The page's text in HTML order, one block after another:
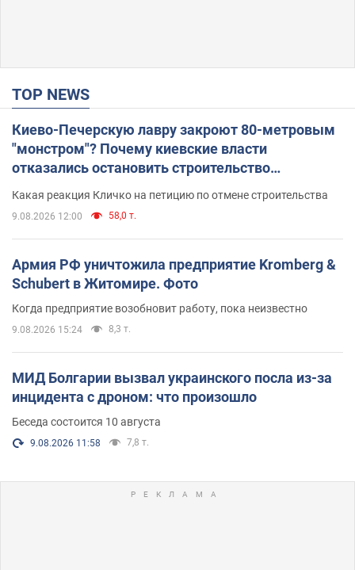
TOP NEWS
Киево-Печерскую лавру закроют 80-метровым
"монстром"? Почему киевские власти
отказались остановить строительство
Какая реакция Кличко на петицию по отмене строительства
9.08.2026 12:00 58,0 т.
Армия РФ уничтожила предприятие Kromberg &
Schubert в Житомире. Фото
Когда предприятие возобновит работу, пока неизвестно
9.08.2026 15:24 8,3 т.
МИД Болгарии вызвал украинского посла из-за
инцидента с дроном: что произошло
Беседа состоится 10 августа
9.08.2026 11:58 7,8 т.